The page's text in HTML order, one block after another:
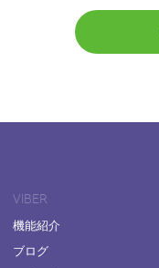
VIBER
機能紹介
ブログ